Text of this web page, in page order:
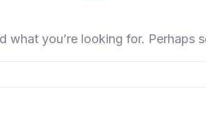
what you’re looking for. Perhaps